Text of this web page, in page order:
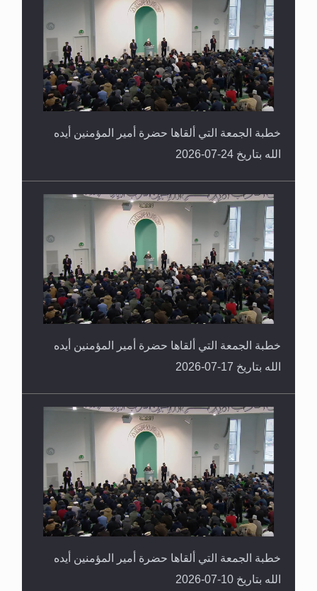
خطبة الجمعة التي ألقاها حضرة أمير المؤمنين أيده
الله بتاريخ 24-07-2026
خطبة الجمعة التي ألقاها حضرة أمير المؤمنين أيده
الله بتاريخ 17-07-2026
خطبة الجمعة التي ألقاها حضرة أمير المؤمنين أيده
الله بتاريخ 10-07-2026